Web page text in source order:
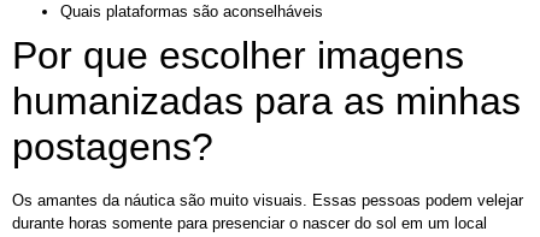
Quais plataformas são aconselháveis
Por que escolher imagens
humanizadas para as minhas
postagens?
Os amantes da náutica são muito visuais. Essas pessoas podem velejar
durante horas somente para presenciar o nascer do sol em um local